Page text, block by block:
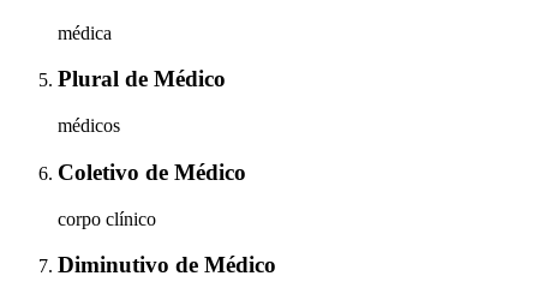
médica
Plural de Médico
médicos
Coletivo de Médico
corpo clínico
Diminutivo de Médico